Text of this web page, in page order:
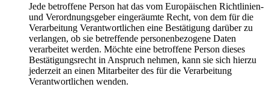
Jede betroffene Person hat das vom Europäischen Richtlinien-
und Verordnungsgeber eingeräumte Recht, von dem für die
Verarbeitung Verantwortlichen eine Bestätigung darüber zu
verlangen, ob sie betreffende personenbezogene Daten
verarbeitet werden. Möchte eine betroffene Person dieses
Bestätigungsrecht in Anspruch nehmen, kann sie sich hierzu
jederzeit an einen Mitarbeiter des für die Verarbeitung
Verantwortlichen wenden.